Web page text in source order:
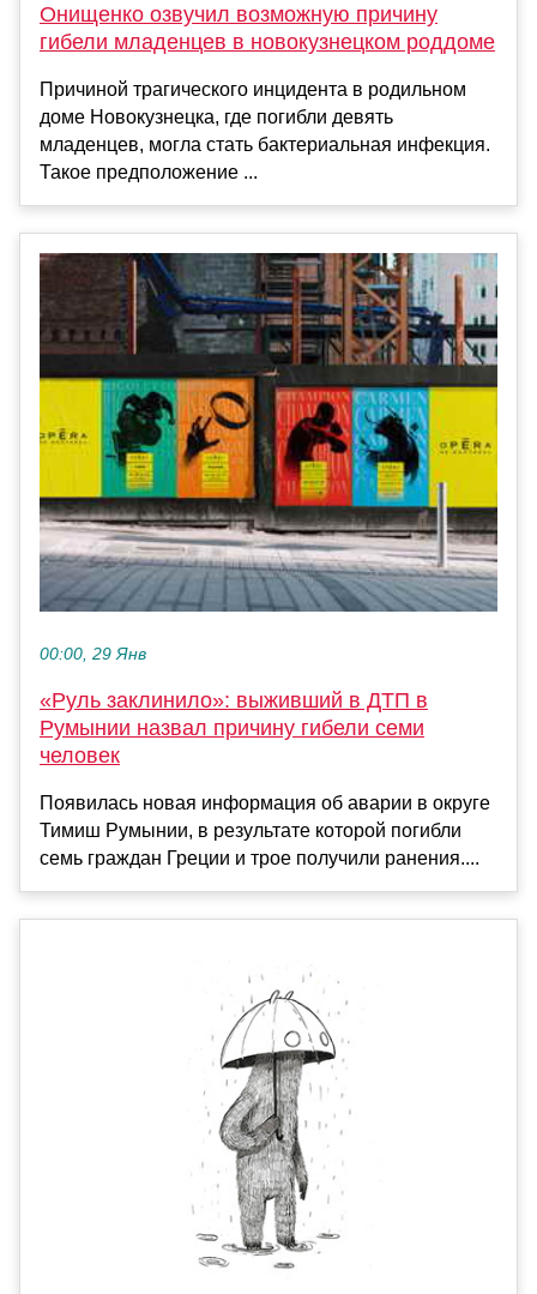
Онищенко озвучил возможную причину
гибели младенцев в новокузнецком роддоме
Причиной трагического инцидента в родильном
доме Новокузнецка, где погибли девять
младенцев, могла стать бактериальная инфекция.
Такое предположение ...
00:00, 29 Янв
«Руль заклинило»: выживший в ДТП в
Румынии назвал причину гибели семи
человек
Появилась новая информация об аварии в округе
Тимиш Румынии, в результате которой погибли
семь граждан Греции и трое получили ранения....